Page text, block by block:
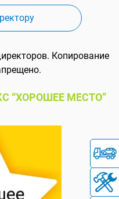
Копирование
“ХОРОШЕЕ МЕСТО”